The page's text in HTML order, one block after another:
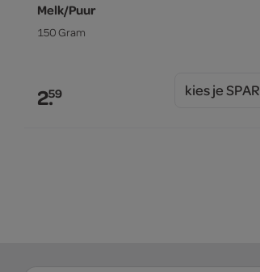
Melk/Puur
150 Gram
2.59 kies je SPAR